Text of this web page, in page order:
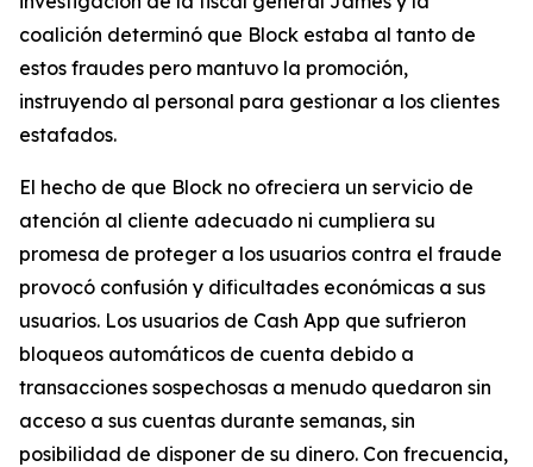
coalición determinó que Block estaba al tanto de
estos fraudes pero mantuvo la promoción,
instruyendo al personal para gestionar a los clientes
estafados.
El hecho de que Block no ofreciera un servicio de
atención al cliente adecuado ni cumpliera su
promesa de proteger a los usuarios contra el fraude
provocó confusión y dificultades económicas a sus
usuarios. Los usuarios de Cash App que sufrieron
bloqueos automáticos de cuenta debido a
transacciones sospechosas a menudo quedaron sin
acceso a sus cuentas durante semanas, sin
posibilidad de disponer de su dinero. Con frecuencia,